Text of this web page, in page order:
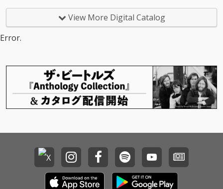
は、CUBERS、THE SU
PER FRUIT、世が世な
とつば男AP（CUBER
S）のTAKAを加えた総
勢20名が、本アルバム
のために歌唱した新録
「Samenaide」を含む
ネージャー・堀切裕真
をはじめ、高橋芳朗、
南波一海、坂井彩花、
小林千絵による選考・
選曲を経て決定した。
は、CUBERS、THE SU
PER FRUIT、世が世な
とつば男AP（CUBER
S）のTAKAを加えた総
勢20名が、本アルバム
のために歌唱した新録
「Samenaide」を含む
ネージャー・堀切裕真
をはじめ、高橋芳朗、
南波一海、坂井彩花、
小林千絵による選考・
選曲を経て決定した。
View More Digital Catalog
Error.